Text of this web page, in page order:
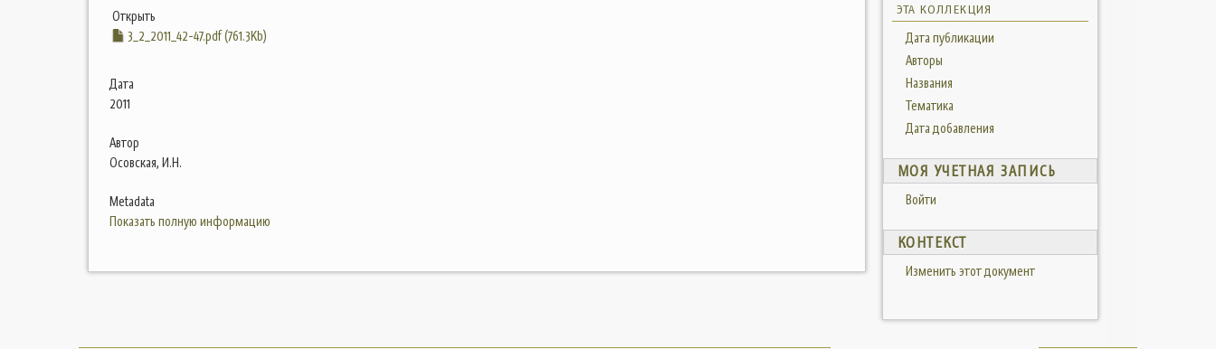
Открыть
3_2_2011_42-47.pdf (761.3Kb)
Дата
2011
Автор
Осовская, И.Н.
Metadata
Показать полную информацию
ЭТА КОЛЛЕКЦИЯ
Дата публикации
Авторы
Названия
Тематика
Дата добавления
МОЯ УЧЕТНАЯ ЗАПИСЬ
Войти
КОНТЕКСТ
Изменить этот документ